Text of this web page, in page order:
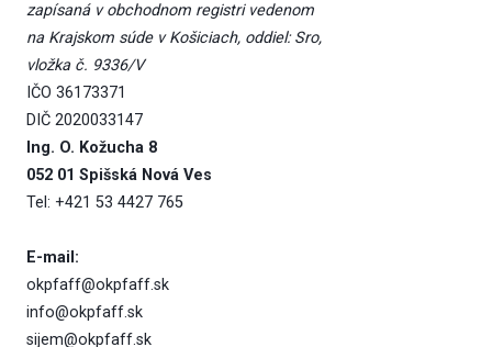
zapísaná v obchodnom registri vedenom
na Krajskom súde v Košiciach, oddiel: Sro,
vložka č. 9336/V
IČO 36173371
DIČ 2020033147
Ing. O. Kožucha 8
052 01 Spišská Nová Ves
Tel: +421 53 4427 765
E-mail:
okpfaff@okpfaff.sk
info@okpfaff.sk
sijem@okpfaff.sk